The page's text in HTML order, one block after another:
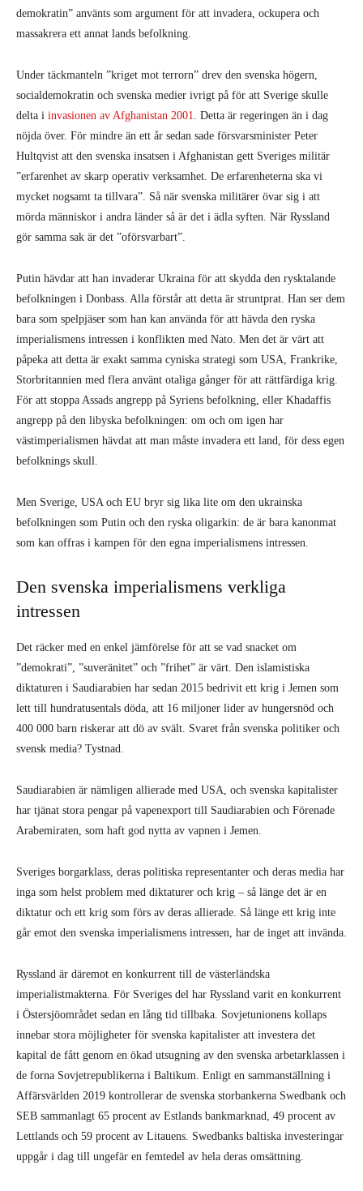
demokratin” använts som argument för att invadera, ockupera och
massakrera ett annat lands befolkning.
Under täckmanteln ”kriget mot terrorn” drev den svenska högern,
socialdemokratin och svenska medier ivrigt på för att Sverige skulle
delta i invasionen av Afghanistan 2001
. Detta är regeringen än i dag
nöjda över. För mindre än ett år sedan sade försvarsminister Peter
Hultqvist att den svenska insatsen i Afghanistan gett Sveriges militär
”erfarenhet av skarp operativ verksamhet. De erfarenheterna ska vi
mycket nogsamt ta tillvara”. Så när svenska militärer övar sig i att
mörda människor i andra länder så är det i ädla syften. När Ryssland
gör samma sak är det ”oförsvarbart”.
Putin hävdar att han invaderar Ukraina för att skydda den rysktalande
befolkningen i Donbass. Alla förstår att detta är struntprat. Han ser dem
bara som spelpjäser som han kan använda för att hävda den ryska
imperialismens intressen i konflikten med Nato. Men det är värt att
påpeka att detta är exakt samma cyniska strategi som USA, Frankrike,
Storbritannien med flera använt otaliga gånger för att rättfärdiga krig.
För att stoppa Assads angrepp på Syriens befolkning, eller Khadaffis
angrepp på den libyska befolkningen: om och om igen har
västimperialismen hävdat att man måste invadera ett land, för dess egen
befolknings skull.
Men Sverige, USA och EU bryr sig lika lite om den ukrainska
befolkningen som Putin och den ryska oligarkin: de är bara kanonmat
som kan offras i kampen för den egna imperialismens intressen.
Den svenska imperialismens verkliga
intressen
Det räcker med en enkel jämförelse för att se vad snacket om
”demokrati”, ”suveränitet” och ”frihet” är värt. Den islamistiska
diktaturen i Saudiarabien har sedan 2015 bedrivit ett krig i Jemen som
lett till hundratusentals döda, att 16 miljoner lider av hungersnöd och
400 000 barn riskerar att dö av svält. Svaret från svenska politiker och
svensk media? Tystnad.
Saudiarabien är nämligen allierade med USA, och svenska kapitalister
har tjänat stora pengar på vapenexport till Saudiarabien och Förenade
Arabemiraten, som haft god nytta av vapnen i Jemen.
Sveriges borgarklass, deras politiska representanter och deras media har
inga som helst problem med diktaturer och krig – så länge det är en
diktatur och ett krig som förs av deras allierade. Så länge ett krig inte
går emot den svenska imperialismens intressen, har de inget att invända.
Ryssland är däremot en konkurrent till de västerländska
imperialistmakterna. För Sveriges del har Ryssland varit en konkurrent
i Östersjöområdet sedan en lång tid tillbaka. Sovjetunionens kollaps
innebar stora möjligheter för svenska kapitalister att investera det
kapital de fått genom en ökad utsugning av den svenska arbetarklassen i
de forna Sovjetrepublikerna i Baltikum. Enligt en sammanställning i
Affärsvärlden 2019 kontrollerar de svenska storbankerna Swedbank och
SEB sammanlagt 65 procent av Estlands bankmarknad, 49 procent av
Lettlands och 59 procent av Litauens. Swedbanks baltiska investeringar
uppgår i dag till ungefär en femtedel av hela deras omsättning.